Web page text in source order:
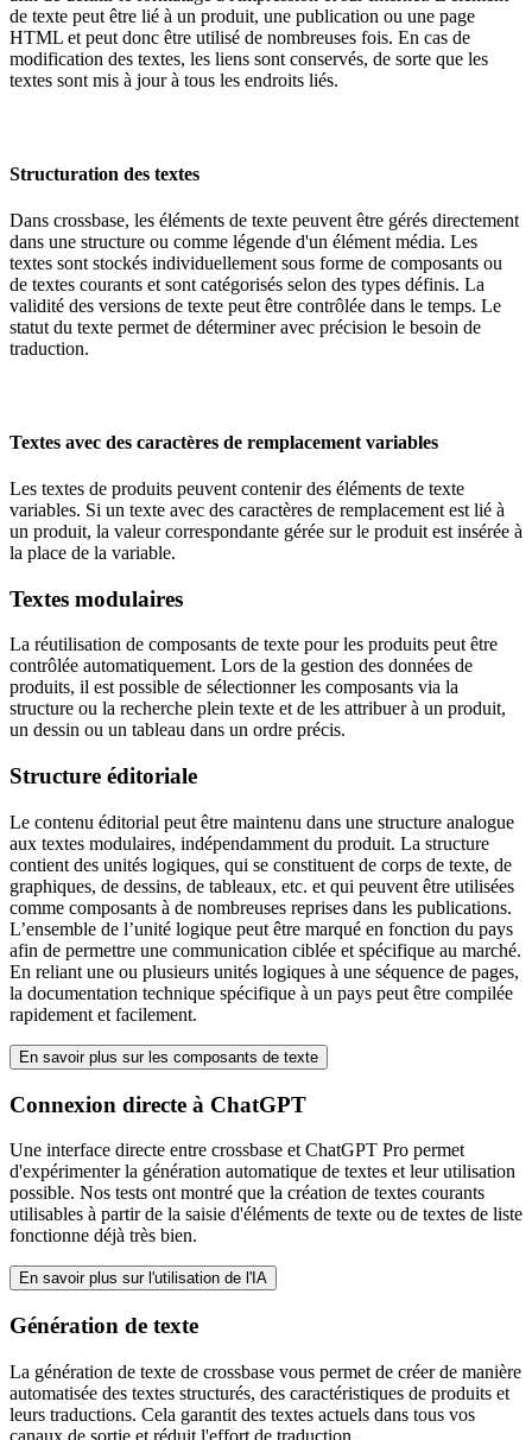
de texte peut être lié à un produit, une publication ou une page
HTML et peut donc être utilisé de nombreuses fois. En cas de
modification des textes, les liens sont conservés, de sorte que les
textes sont mis à jour à tous les endroits liés.
Structuration des textes
Dans crossbase, les éléments de texte peuvent être gérés directement
dans une structure ou comme légende d'un élément média. Les
textes sont stockés individuellement sous forme de composants ou
de textes courants et sont catégorisés selon des types définis. La
validité des versions de texte peut être contrôlée dans le temps. Le
statut du texte permet de déterminer avec précision le besoin de
traduction.
Textes avec des caractères de remplacement variables
Les textes de produits peuvent contenir des éléments de texte
variables. Si un texte avec des caractères de remplacement est lié à
un produit, la valeur correspondante gérée sur le produit est insérée à
la place de la variable.
Textes modulaires
La réutilisation de composants de texte pour les produits peut être
contrôlée automatiquement. Lors de la gestion des données de
produits, il est possible de sélectionner les composants via la
structure ou la recherche plein texte et de les attribuer à un produit,
un dessin ou un tableau dans un ordre précis.
Structure éditoriale
Le contenu éditorial peut être maintenu dans une structure analogue
aux textes modulaires, indépendamment du produit. La structure
contient des unités logiques, qui se constituent de corps de texte, de
graphiques, de dessins, de tableaux, etc. et qui peuvent être utilisées
comme composants à de nombreuses reprises dans les publications.
L’ensemble de l’unité logique peut être marqué en fonction du pays
afin de permettre une communication ciblée et spécifique au marché.
En reliant une ou plusieurs unités logiques à une séquence de pages,
la documentation technique spécifique à un pays peut être compilée
rapidement et facilement.
En savoir plus sur les composants de texte
Connexion directe à ChatGPT
Une interface directe entre crossbase et ChatGPT Pro permet
d'expérimenter la génération automatique de textes et leur utilisation
possible. Nos tests ont montré que la création de textes courants
utilisables à partir de la saisie d'éléments de texte ou de textes de liste
fonctionne déjà très bien.
En savoir plus sur l'utilisation de l'IA
Génération de texte
La génération de texte de crossbase vous permet de créer de manière
automatisée des textes structurés, des caractéristiques de produits et
leurs traductions. Cela garantit des textes actuels dans tous vos
canaux de sortie et réduit l'effort de traduction.